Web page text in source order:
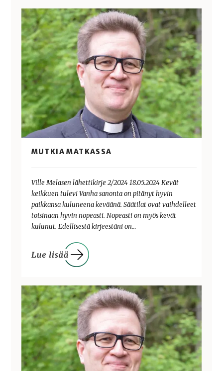
MUTKIA MATKASSA
Ville Melasen lähettikirje 2/2024 18.05.2024 Kevät
keikkuen tulevi Vanha sanonta on pitänyt hyvin
paikkansa kuluneena keväänä. Säätilat ovat vaihdelleet
toisinaan hyvin nopeasti. Nopeasti on myös kevät
kulunut. Edellisestä kirjeestäni on…